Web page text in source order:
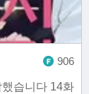
습니다 14화
906